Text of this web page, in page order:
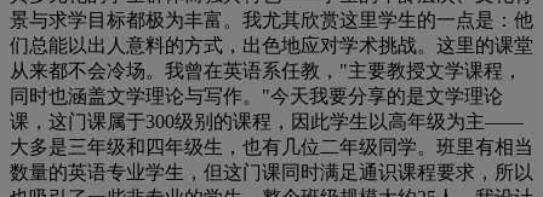
景与求学目标都极为丰富。我尤其欣赏这里学生的一点是：他
们总能以出人意料的方式，出色地应对学术挑战。这里的课堂
从来都不会冷场。我曾在英语系任教， "主要教授文学课程，
同时也涵盖文学理论与写作。 "今天我要分享的是文学理论
课，这门课属于300级别的课程，因此学生以高年级为主——
大多是三年级和四年级生，也有几位二年级同学。班里有相当
数量的英语专业学生，但这门课同时满足通识课程要求，所以